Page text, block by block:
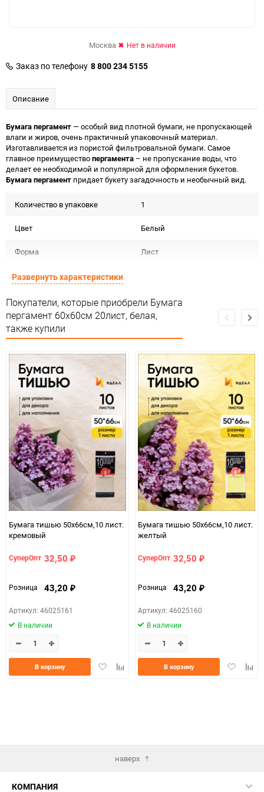
Москва Нет в наличии
Заказ по телефону 8 800 234 5155
Описание
Бумага пергамент — особый вид плотной бумаги, не пропускающей
влаги и жиров, очень практичный упаковочный материал.
Изготавливается из пористой фильтровальной бумаги. Самое
главное преимуществопергамента – не пропускание воды, что
делает ее необходимой и популярной для оформления букетов.
Бумага пергамент придает букету загадочность и необычный вид.
Количество в упаковке 1
Цвет Белый
Форма Лист
Срок годности
Предназначение товара Для флористики
Сертификация белый
Минимальное количество
100
Единица измерения упак
Развернуть характеристики
Покупатели, которые приобрели Бумага
пергамент 60х60см 20лист, белая,
также купили
Бумага тишью 50х66см,10 лист.
кремовый
СуперОпт 32,50 ₽
Розница 43,20 ₽
Артикул: 46025161
В наличии
ДобавитьДобавить
В корзину
Бумага тишью 50х66см,10 лист.
желтый
СуперОпт 32,50 ₽
Розница 43,20 ₽
Артикул: 46025160
В наличии
Добавить
В корзину
наверх
КОМПАНИЯ